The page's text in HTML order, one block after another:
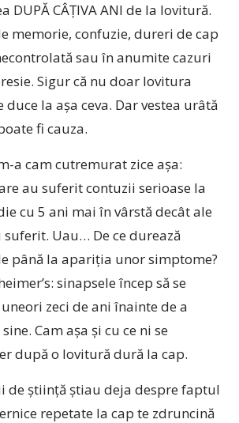
DUPĂ CÂȚIVA ANI de la lovitură.
memorie, confuzie, dureri de cap
sau în anumite cazuri
Sigur că nu doar lovitura
duce la așa ceva. Dar vestea urâtă
fi cauza.
a cam cutremurat zice așa:
au suferit contuzii serioase la
cu 5 ani mai în vârstă decât ale
suferit. Uau… De ce durează
până la apariția unor simptome?
sinapsele încep să se
zeci de ani înainte de a
Cam așa și cu ce ni se
după o lovitură dură la cap.
de știință știau deja despre faptul
repetate la cap te zdruncină